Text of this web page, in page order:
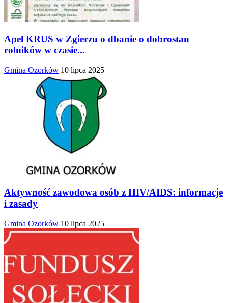
Apel KRUS w Zgierzu o dbanie o dobrostan
rolników w czasie...
Gmina Ozorków 10 lipca 2025
Aktywność zawodowa osób z HIV/AIDS: informacje
i zasady
Gmina Ozorków 10 lipca 2025